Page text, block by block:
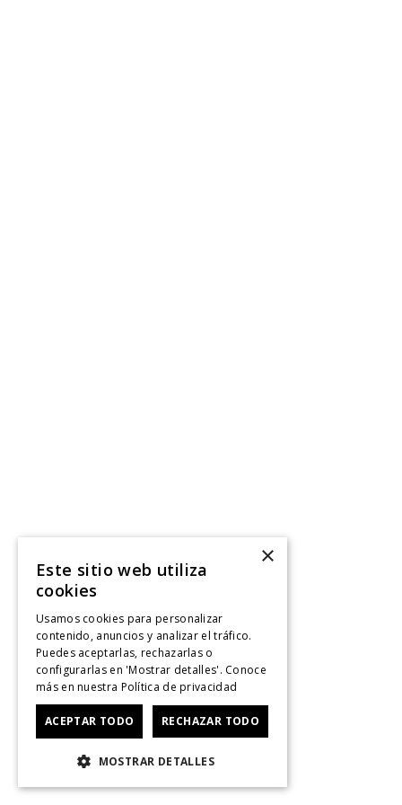
×
Este sitio web utiliza
cookies
Usamos cookies para personalizar
contenido, anuncios y analizar el tráfico.
Puedes aceptarlas, rechazarlas o
configurarlas en 'Mostrar detalles'. Conoce
más en nuestra Política de privacidad
ACEPTAR TODO RECHAZAR TODO
MOSTRAR DETALLES